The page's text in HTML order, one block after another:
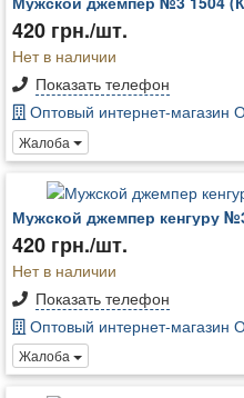
420 грн./шт.
Нет в наличии
Показать телефон
Оптовый интернет-магазин
Жалоба
Мужской джемпер кенгуру
420 грн./шт.
Нет в наличии
Показать телефон
Оптовый интернет-магазин
Жалоба